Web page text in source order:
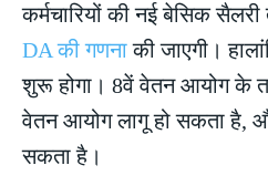
कर्मचारियों की नई बेसिक
DA की गणनाकी जाएगी।
शुरू होगा। 8वें वेतन आयोग के
वेतन आयोग लागू हो सकता है,
सकता है।